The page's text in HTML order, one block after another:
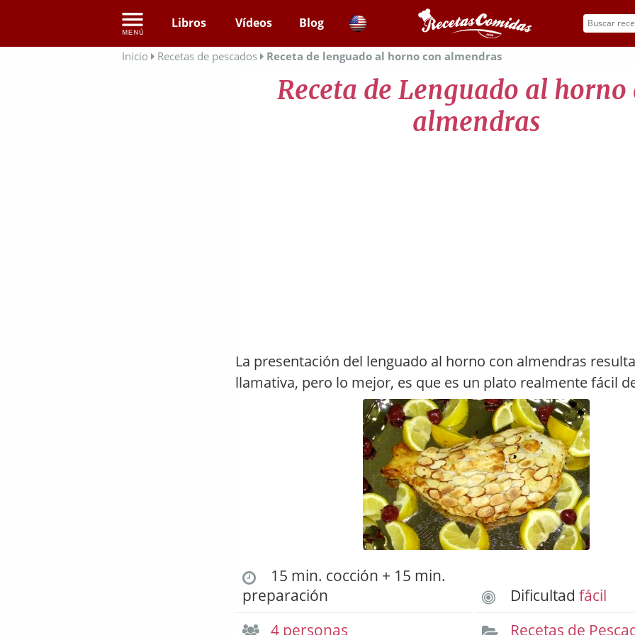
Libros Vídeos Blog
Inicio Recetas de pescados Receta de lenguado al horno con almendras
Receta de Lenguado al horno
almendras
La presentación del lenguado al horno con almendras
llamativa, pero lo mejor, es que es un plato realmente fácil
15 min. cocción + 15 min.
preparación
Dificultadfácil
4 personas
Recetas de